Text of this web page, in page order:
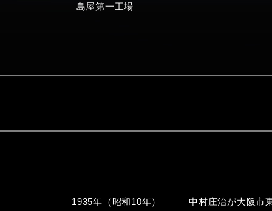
島屋第一工場
1935年（昭和10年） 中村庄治が大阪市